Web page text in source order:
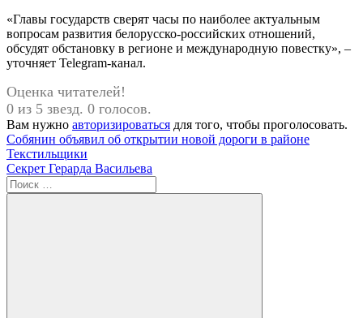
«Главы государств сверят часы по наиболее актуальным
вопросам развития белорусско-российских отношений,
обсудят обстановку в регионе и международную повестку», –
уточняет Telegram-канал.
Оценка читателей!
0 из 5 звезд. 0 голосов.
Вам нужно авторизироваться для того, чтобы проголосовать.
Навигация
по
записям
Предыдущая
запись:
Собянин объявил об открытии новой дороги в районе
Текстильщики
Следующая
запись:
Секрет Герарда Васильева
Поиск
для: